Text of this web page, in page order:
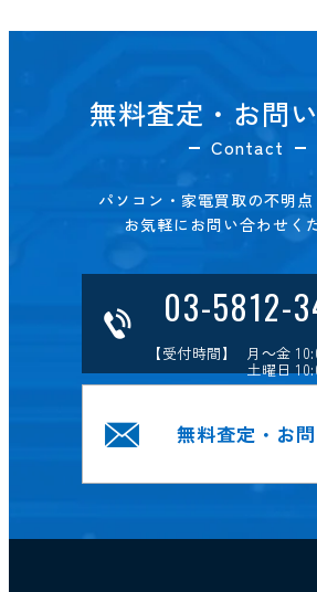
無料査定・お問
Contact
パソコン・家電買取の不明
お気軽にお問い合わせく
03-5812-
【受付時間】 月～金
土曜日
無料査定・お